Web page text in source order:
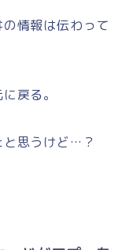
情報は伝わって
戻る。
と思うけど…？